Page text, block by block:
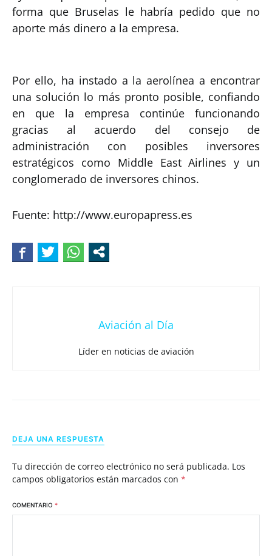
forma que Bruselas le habría pedido que no
aporte más dinero a la empresa.
Por ello, ha instado a la aerolínea a encontrar
una solución lo más pronto posible, confiando
en que la empresa continúe funcionando
gracias al acuerdo del consejo de
administración con posibles inversores
estratégicos como Middle East Airlines y un
conglomerado de inversores chinos.
Fuente: http://www.europapress.es
Aviación al Día
Líder en noticias de aviación
DEJA UNA RESPUESTA
Tu dirección de correo electrónico no será publicada. Los
campos obligatorios están marcados con *
COMENTARIO *